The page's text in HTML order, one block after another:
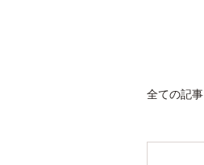
全ての記事